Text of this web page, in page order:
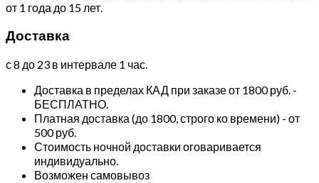
от 1 года до 15 лет.
Доставка
с 8 до 23 в интервале 1 час.
Доставка в пределах КАД при заказе от 1800 руб. -
БЕСПЛАТНО.
Платная доставка (до 1800, строго ко времени) - от
500 руб.
Стоимость ночной доставки оговаривается
индивидуально.
Возможен самовывоз